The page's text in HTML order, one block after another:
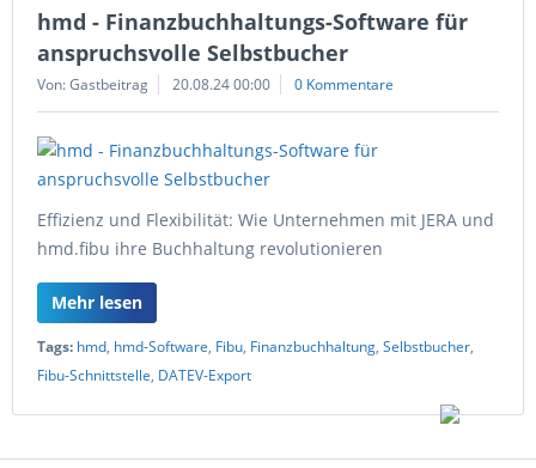
hmd - Finanzbuchhaltungs-Software für
anspruchsvolle Selbstbucher
Von: Gastbeitrag 20.08.24 00:00 0 Kommentare
Effizienz und Flexibilität: Wie Unternehmen mit JERA und
hmd.fibu ihre Buchhaltung revolutionieren
Mehr lesen
Tags: hmd, hmd-Software, Fibu, Finanzbuchhaltung, Selbstbucher,
Fibu-Schnittstelle, DATEV-Export